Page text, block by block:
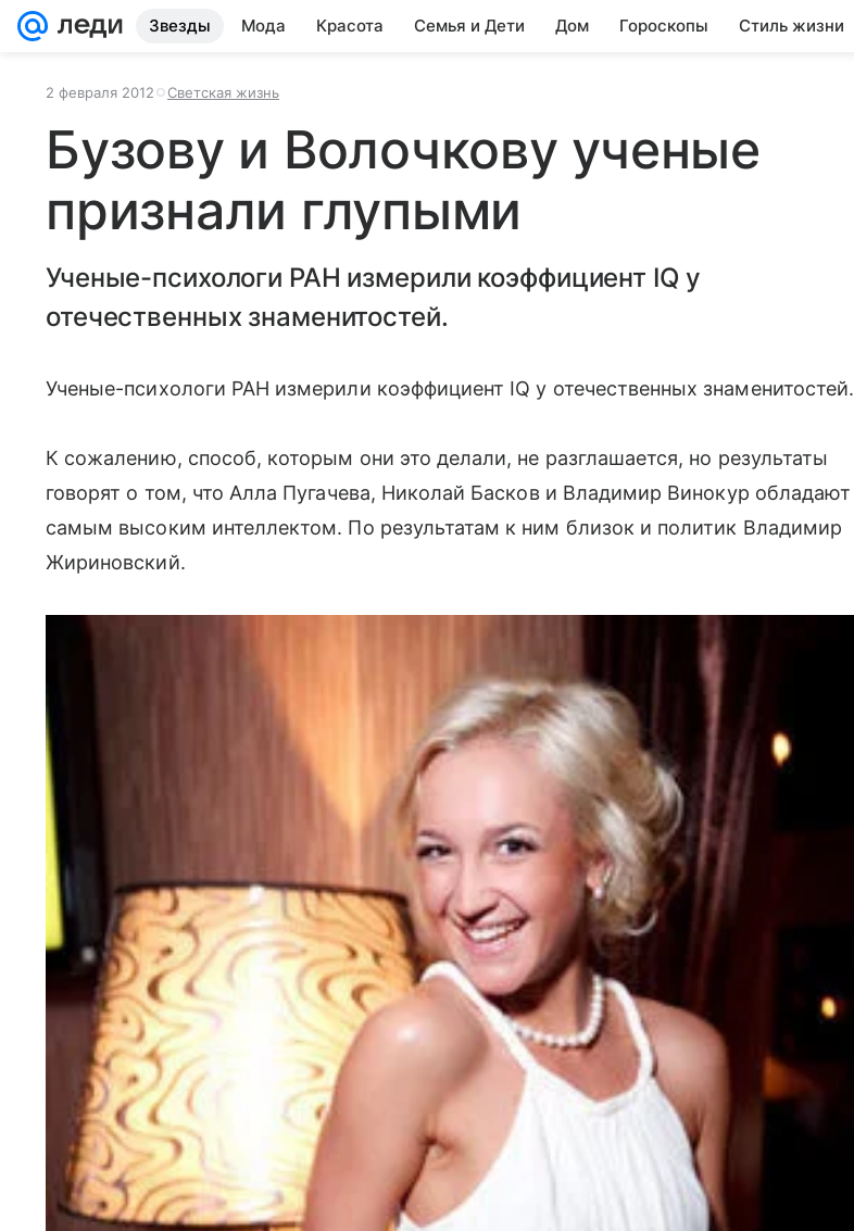
Звезды Мода Красота Семья и Дети Дом Гороскопы Стиль жизни
2 февраля 2012 Светская жизнь
Бузову и Волочкову ученые
признали глупыми
Ученые-психологи РАН измерили коэффициент IQ у
отечественных знаменитостей.
Ученые-психологи РАН измерили коэффициент IQ у отечественных знаменитостей.
К сожалению, способ, которым они это делали, не разглашается, но результаты
говорят о том, что Алла Пугачева, Николай Басков и Владимир Винокур обладают
самым высоким интеллектом. По результатам к ним близок и политик Владимир
Жириновский.